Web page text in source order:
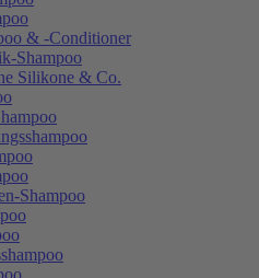
& -Conditioner
Shampoo
Silikone & Co.
Shampoo